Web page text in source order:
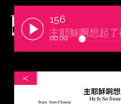
臺北基
156
主耶穌啊想起了
00:00
＜